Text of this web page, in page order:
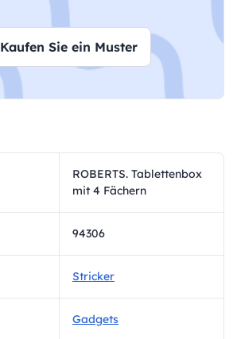
Kaufen Sie ein Muster
ROBERTS. Tablettenbox
mit 4 Fächern
94306
Stricker
Gadgets